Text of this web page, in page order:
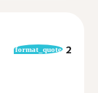
format_quote 2